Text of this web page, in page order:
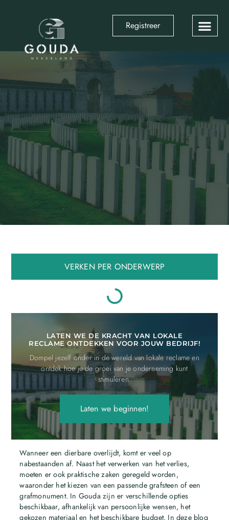
Registreer
Wanneer een dierbare overlijdt, komt er veel op
nabestaanden af. Naast het verwerken van het verlies,
moeten er ook praktische zaken geregeld worden,
waaronder het kiezen van een passende grafsteen of een
grafmonument. In Gouda zijn er verschillende opties
beschikbaar, afhankelijk van persoonlijke wensen, het
gekozen materiaal en het beschikbare budget. In deze blog
VERKEN PER ONDERWERP
LATEN WE DE KRACHT VAN LOKALE
RECLAME ONTDEKKEN VOOR JOUW BEDRIJF!
Dompel jezelf onder in de wereld van lokale reclame en
ontdek hoe je de groei van je onderneming kunt
stimuleren.
Laten we beginnen!